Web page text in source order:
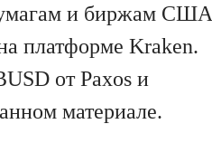
и биржам США
платформе Kraken.
от Paxos и
материале.